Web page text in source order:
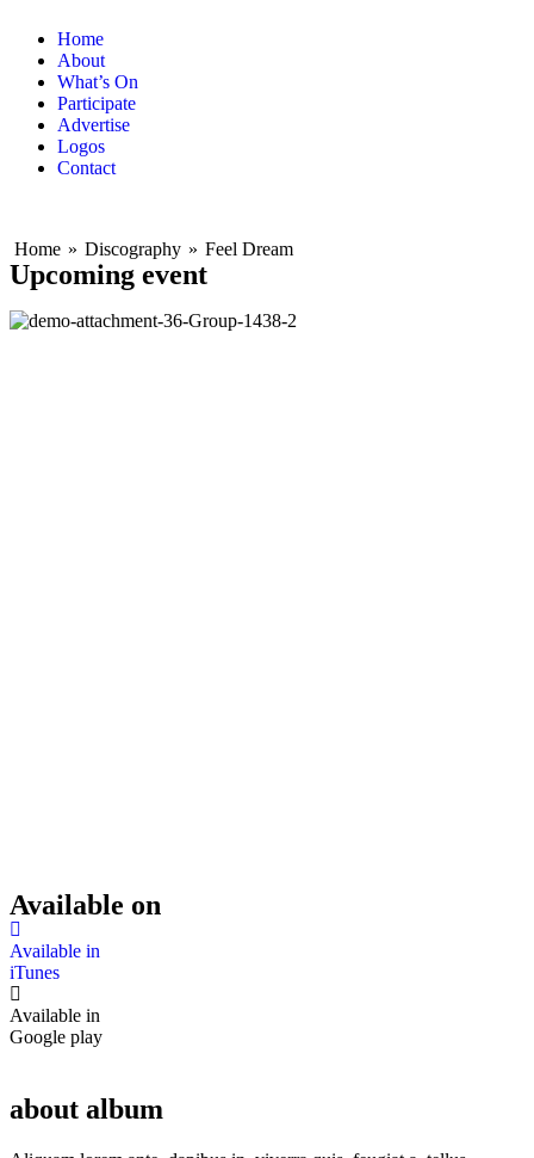
Home
About
What’s On
Participate
Advertise
Logos
Contact
Home » Discography » Feel Dream
Upcoming event
Available on
Available in
iTunes
Available in
Google play
about album